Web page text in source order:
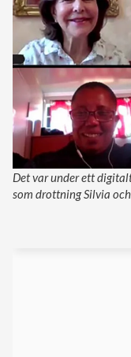
Det var under ett
som drottning Silvia